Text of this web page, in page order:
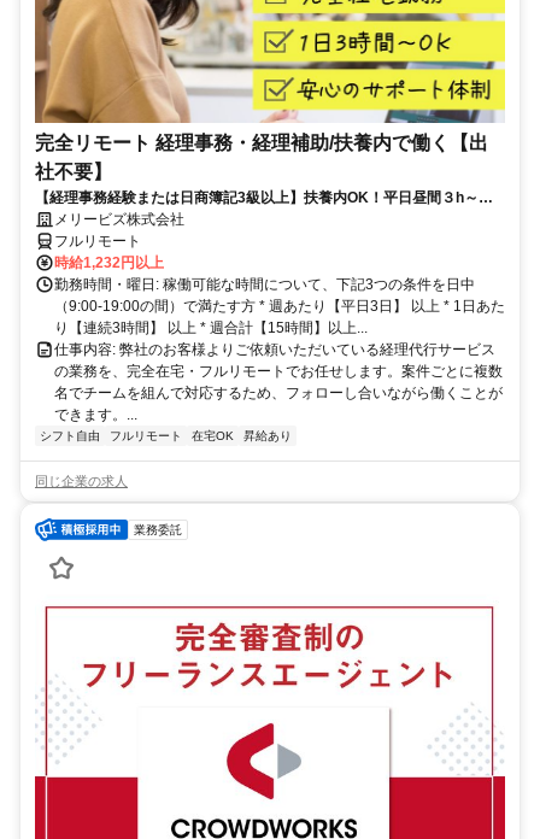
完全リモート 経理事務・経理補助/扶養内で働く【出
社不要】
【経理事務経験または日商簿記3級以上】扶養内OK！平日昼間３h～。
完全在宅で育児・介護中の方も大歓迎♪
メリービズ株式会社
フルリモート
時給1,232円以上
勤務時間・曜日: 稼働可能な時間について、下記3つの条件を日中
（9:00-19:00の間）で満たす方 * 週あたり【平日3日】 以上 * 1日あた
り【連続3時間】 以上 * 週合計【15時間】以上...
仕事内容: 弊社のお客様よりご依頼いただいている経理代行サービス
の業務を、完全在宅・フルリモートでお任せします。案件ごとに複数
名でチームを組んで対応するため、フォローし合いながら働くことが
できます。...
シフト自由 フルリモート 在宅OK 昇給あり
同じ企業の求人
業務委託